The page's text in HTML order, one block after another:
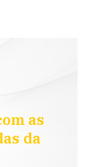
as
da